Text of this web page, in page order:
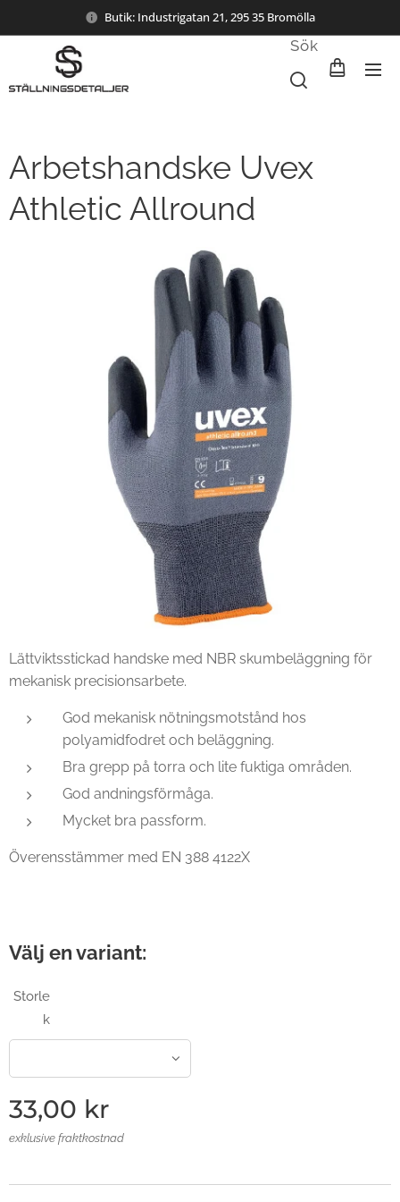
Butik: Industrigatan 21, 295 35 Bromölla
Sök
Arbetshandske Uvex
Athletic Allround
Lättviktsstickad handske med NBR skumbeläggning för
mekanisk precisionsarbete.
God mekanisk nötningsmotstånd hos
polyamidfodret och beläggning.
Bra grepp på torra och lite fuktiga områden.
God andningsförmåga.
Mycket bra passform.
Överensstämmer med EN 388 4122X
Välj en variant:
Storle
k
33,00 kr
exklusive fraktkostnad